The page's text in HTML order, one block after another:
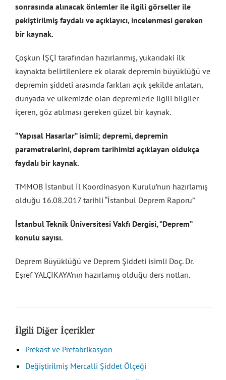
sonrasında alınacak önlemler ile ilgili görseller ile
pekiştirilmiş faydalı ve açıklayıcı, incelenmesi gereken
bir kaynak.
Çoşkun İŞÇİ tarafından hazırlanmış, yukarıdaki ilk
kaynakta belirtilenlere ek olarak depremin büyüklüğü ve
depremin şiddeti arasında farkları açık şekilde anlatan,
dünyada ve ülkemizde olan depremlerle ilgili bilgiler
içeren, göz atılması gereken güzel bir kaynak.
“Yapısal Hasarlar” isimli; depremi, depremin
parametrelerini, deprem tarihimizi açıklayan oldukça
faydalı bir kaynak.
TMMOB İstanbul İl Koordinasyon Kurulu’nun hazırlamış
olduğu 16.08.2017 tarihli “İstanbul Deprem Raporu”
İstanbul Teknik Üniversitesi Vakfı Dergisi, “Deprem”
konulu sayısı.
Deprem Büyüklüğü ve Deprem Şiddeti isimli Doç. Dr.
Eşref YALÇIKAYA’nın hazırlamış olduğu ders notları.
İlgili Diğer İçerikler
Prekast ve Prefabrikasyon
Değiştirilmiş Mercalli Şiddet Ölçeği